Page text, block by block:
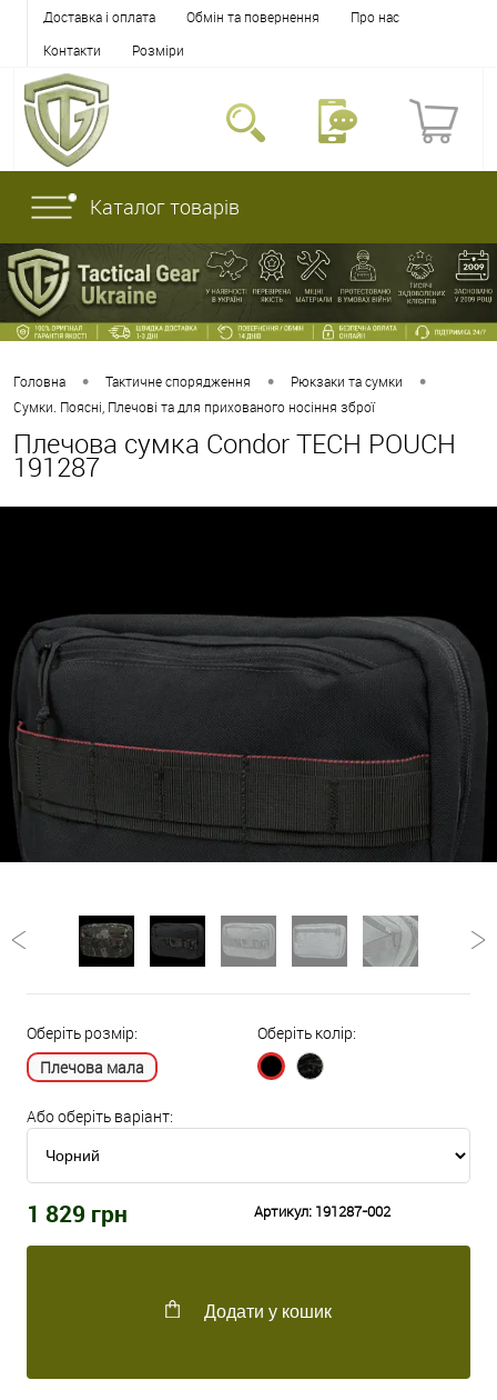
Доставка і оплата Обмін та повернення
Про нас
Контакти
Розміри
Каталог товарів
Головна • Тактичне спорядження • Рюкзаки та сумки •
Сумки. Поясні, Плечові та для прихованого носіння зброї
Плечова сумка Condor TECH POUCH
191287
Оберіть розмір:
Плечова мала
Оберіть колір:
Або оберіть варіант:
1 829 грн Артикул: 191287-002
Додати у кошик